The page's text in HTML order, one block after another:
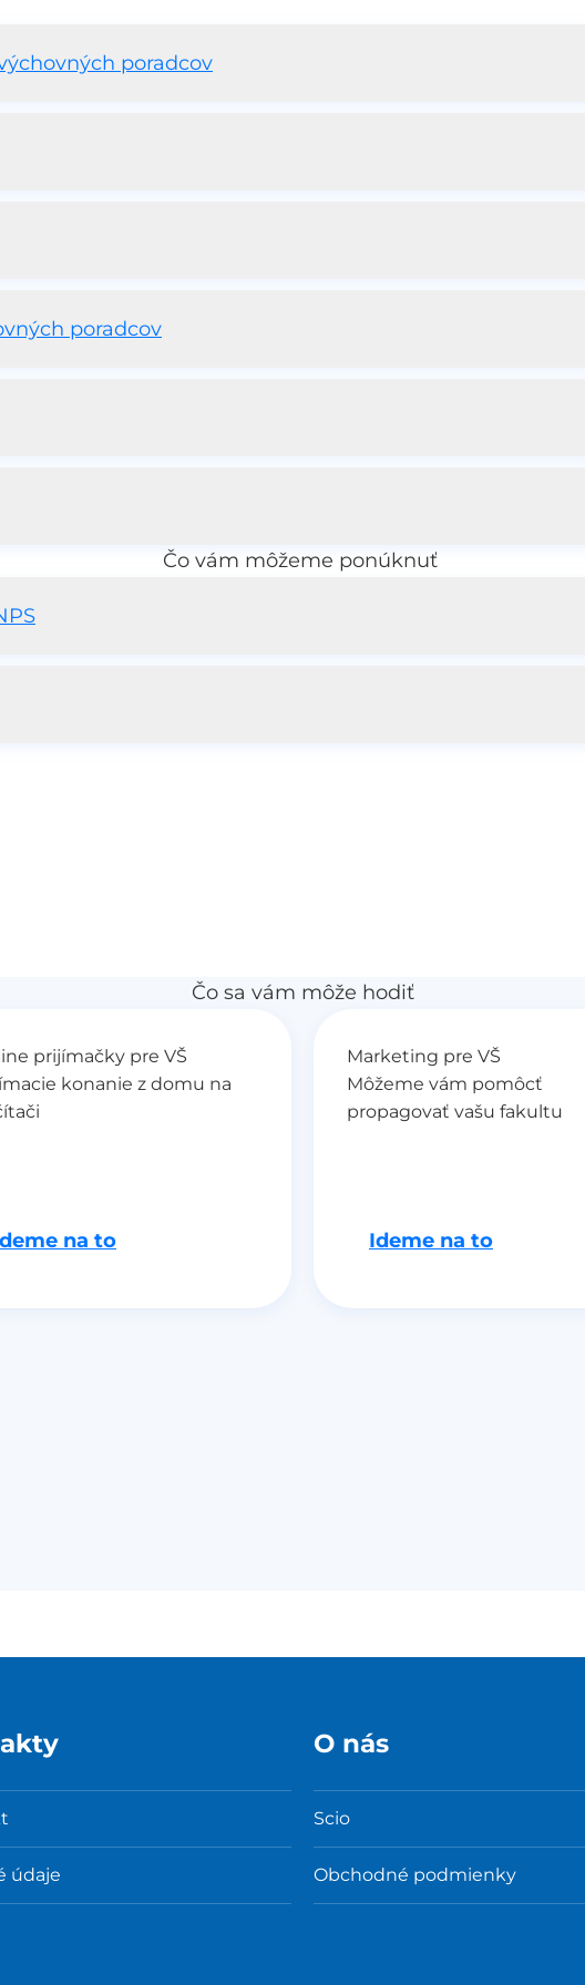
poradcov
poradcov
Čo vám môžeme ponúknuť
Čo sa vám môže hodiť
prijímačky pre VŠ
konanie z domu na
na to
Marketing pre VŠ
Môžeme vám pomôcť
propagovať vašu fakultu
Ideme na to
údaje
O nás
Scio
Obchodné podmienky